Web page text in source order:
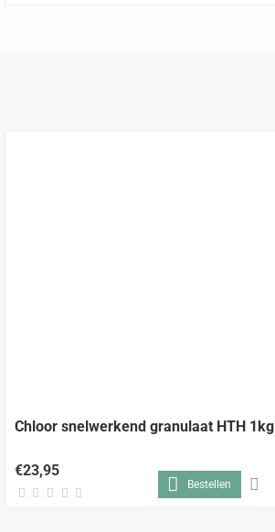
Chloor snelwerkend granulaat HTH 1kg
€23,95
Bestellen